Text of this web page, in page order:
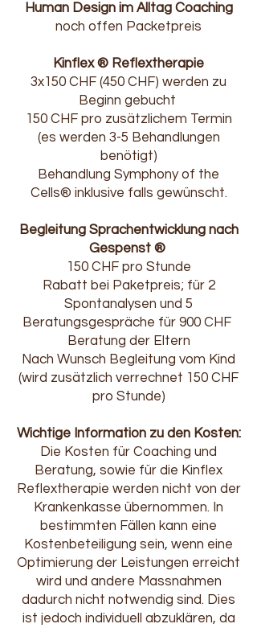
Human Design im Alltag Coaching
noch offen Packetpreis
Kinflex ® Reflextherapie
3x150 CHF (450 CHF) werden zu
Beginn gebucht
150 CHF pro zusätzlichem Termin
(es werden 3-5 Behandlungen
benötigt)
Behandlung Symphony of the
Cells® inklusive falls gewünscht.
Begleitung Sprachentwicklung nach
Gespenst ®
150 CHF pro Stunde
Rabatt bei Paketpreis; für 2
Spontanalysen und 5
Beratungsgespräche für 900 CHF
Beratung der Eltern
Nach Wunsch Begleitung vom Kind
(wird zusätzlich verrechnet 150 CHF
pro Stunde)
Wichtige Information zu den Kosten:
Die Kosten für Coaching und
Beratung, sowie für die Kinflex
Reflextherapie werden nicht von der
Krankenkasse übernommen. In
bestimmten Fällen kann eine
Kostenbeteiligung sein, wenn eine
Optimierung der Leistungen erreicht
wird und andere Massnahmen
dadurch nicht notwendig sind. Dies
ist jedoch individuell abzuklären, da